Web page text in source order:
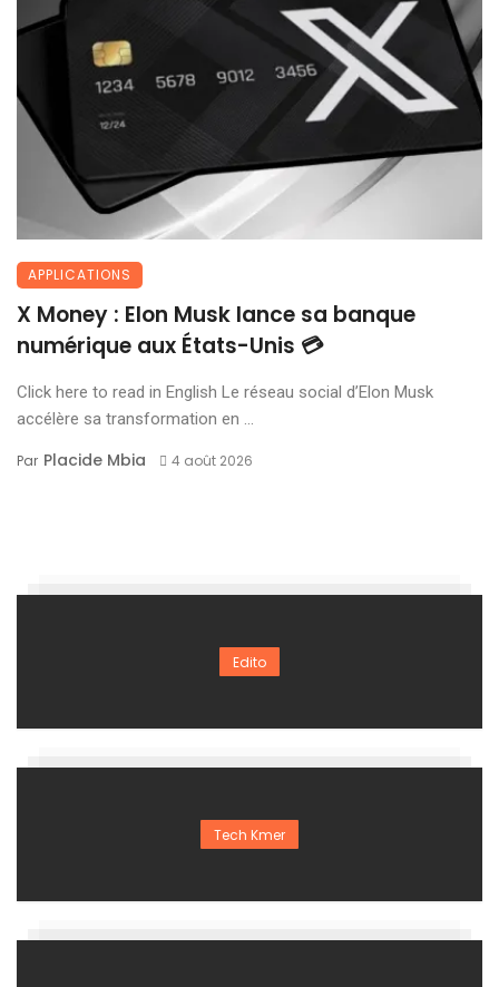
APPLICATIONS
X Money : Elon Musk lance sa banque
numérique aux États-Unis 💳
Click here to read in English Le réseau social d’Elon Musk
accélère sa transformation en ...
Par Placide Mbia 4 août 2026
Edito
Tech Kmer